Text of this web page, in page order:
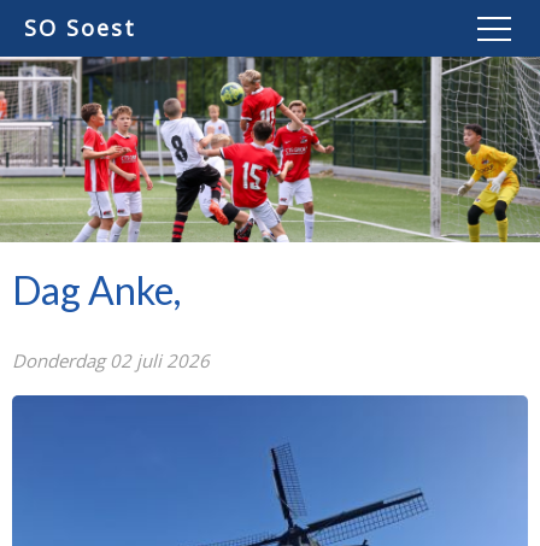
SO Soest
Dag Anke,
Donderdag 02 juli 2026